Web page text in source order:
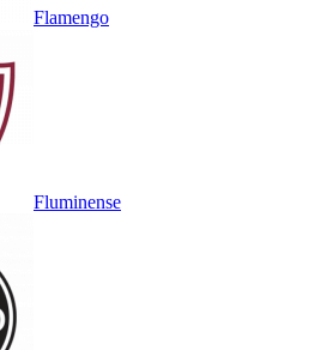
Flamengo
Fluminense